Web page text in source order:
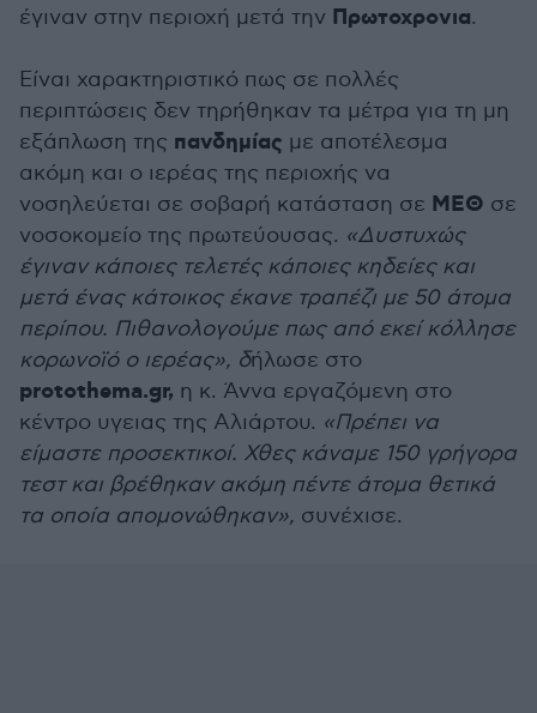
έγιναν στην περιοχή μετά την Πρωτοχρονια.
Είναι χαρακτηριστικό πως σε πολλές
περιπτώσεις δεν τηρήθηκαν τα μέτρα για τη μη
εξάπλωση της πανδημίας με αποτέλεσμα
ακόμη και ο ιερέας της περιοχής να
νοσηλεύεται σε σοβαρή κατάσταση σε ΜΕΘ σε
νοσοκομείο της πρωτεύουσας. «Δυστυχώς
έγιναν κάποιες τελετές κάποιες κηδείες και
μετά ένας κάτοικος έκανε τραπέζι με 50 άτομα
περίπου. Πιθανολογούμε πως από εκεί κόλλησε
κορωνοϊό ο ιερέας», δήλωσε στο
protothema.gr, η κ. Άννα εργαζόμενη στο
κέντρο υγειας της Αλιάρτου. «Πρέπει να
είμαστε προσεκτικοί. Χθες κάναμε 150 γρήγορα
τεστ και βρέθηκαν ακόμη πέντε άτομα θετικά
τα οποία απομονώθηκαν», συνέχισε.